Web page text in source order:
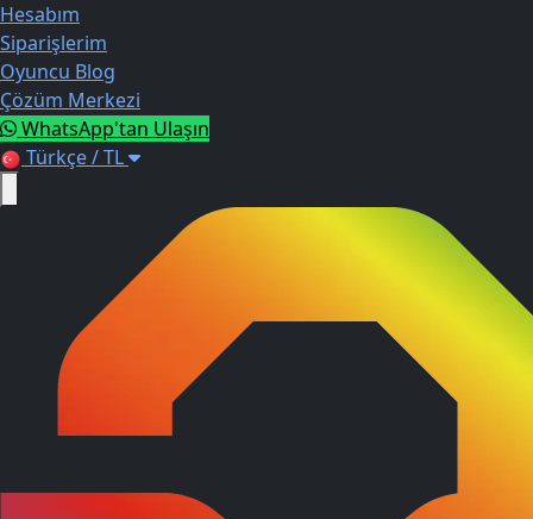
Hesabım
Siparişlerim
Oyuncu Blog
Çözüm Merkezi
WhatsApp'tan Ulaşın
Türkçe / TL